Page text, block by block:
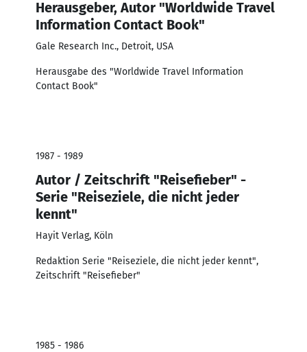
Herausgeber, Autor "Worldwide Travel
Information Contact Book"
Gale Research Inc., Detroit, USA
Herausgabe des "Worldwide Travel Information
Contact Book"
1987 - 1989
Autor / Zeitschrift "Reisefieber" -
Serie "Reiseziele, die nicht jeder
kennt"
Hayit Verlag, Köln
Redaktion Serie "Reiseziele, die nicht jeder kennt",
Zeitschrift "Reisefieber"
1985 - 1986